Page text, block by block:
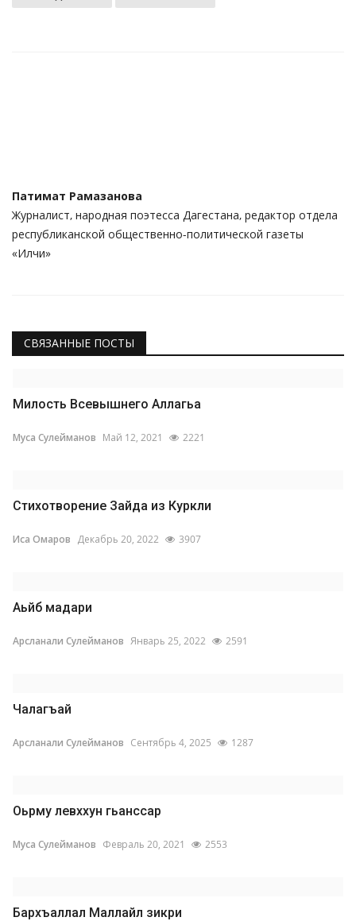
Патимат Рамазанова
Журналист, народная поэтесса Дагестана, редактор отдела
республиканской общественно-политической газеты
«Илчи»‎
СВЯЗАННЫЕ ПОСТЫ
Милость Всевышнего Аллагьа
Муса Сулейманов Май 12, 2021 2221
Стихотворение Зайда из Куркли
Иса Омаров Декабрь 20, 2022 3907
Аьйб мадари
Арсланали Сулейманов Январь 25, 2022 2591
Чалагъай
Арсланали Сулейманов Сентябрь 4, 2025 1287
Оьрму левххун гьанссар
Муса Сулейманов Февраль 20, 2021 2553
Бархъаллал Маллайл зикри